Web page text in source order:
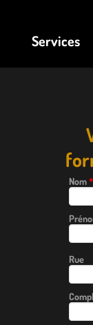
Services
Nom*
Rue